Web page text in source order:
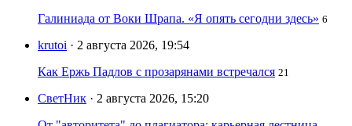
Галиниада от Воки Шрапа. «Я опять сегодни здесь» 6
krutoi · 2 августа 2026, 19:54
Как Ержь Падлов с прозарянами встречался 21
СветНик · 2 августа 2026, 15:20